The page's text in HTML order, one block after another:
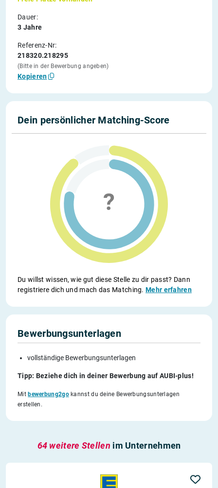
Dauer:
3 Jahre
Referenz-Nr:
218320.218295
(Bitte in der Bewerbung angeben)
Kopieren
Dein persönlicher Matching-Score
Du willst wissen, wie gut diese Stelle zu dir passt? Dann
registriere dich und mach das Matching.Mehr erfahren
Bewerbungsunterlagen
vollständige Bewerbungsunterlagen
Tipp: Beziehe dich in deiner Bewerbung auf AUBI-plus!
Mit bewerbung2gokannst du deine Bewerbungsunterlagen
erstellen.
64 weitere Stellen im Unternehmen